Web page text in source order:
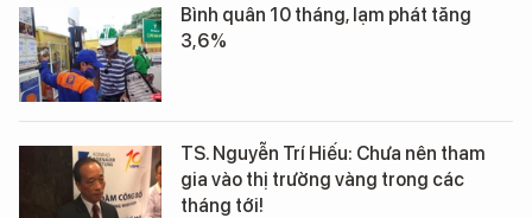
Bình quân 10 tháng, lạm phát tăng
3,6%
TS. Nguyễn Trí Hiếu: Chưa nên tham
gia vào thị trường vàng trong các
tháng tới!